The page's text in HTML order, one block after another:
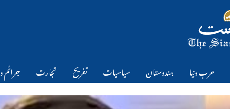
عرب دنیا ہندوستان سیاسیات تفریح تجارت